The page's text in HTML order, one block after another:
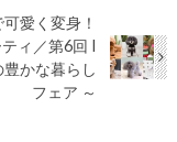
愛く変身！
ィ／第6回 I
かな暮らし
フェア ～